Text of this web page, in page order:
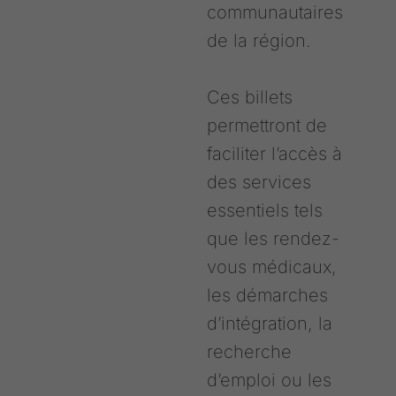
communautaires
de la région.
Ces billets
permettront de
faciliter l’accès à
des services
essentiels tels
que les rendez-
vous médicaux,
les démarches
d’intégration, la
recherche
d’emploi ou les